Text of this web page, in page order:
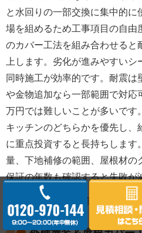
と水回りの一部交換に集中的に
場を組めるため工事項目の自由
のカバー工法を組み合わせると
上 します。劣化が進みやすいシ
同時施工が効率的です。耐震は
や金物追加なら一部範囲で対応
万円では難しいことが多いです
キッチンのどちらかを優先し、
に重点投資すると長持ちします
量、下地補修の範囲、屋根材の
保証の年数も確認すると失敗が
足場や屋根工事の自由度が高